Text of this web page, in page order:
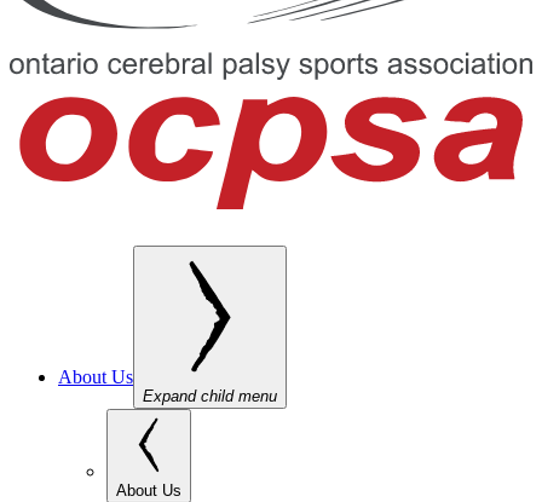
About Us
Expand child menu
About Us